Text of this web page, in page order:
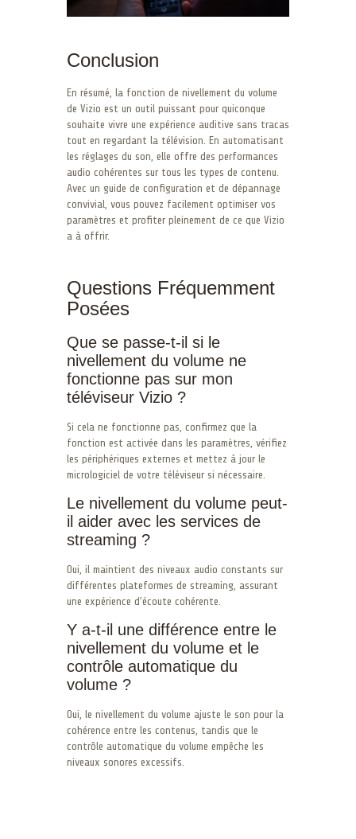
Conclusion
En résumé, la fonction de nivellement du volume
de Vizio est un outil puissant pour quiconque
souhaite vivre une expérience auditive sans tracas
tout en regardant la télévision. En automatisant
les réglages du son, elle offre des performances
audio cohérentes sur tous les types de contenu.
Avec un guide de configuration et de dépannage
convivial, vous pouvez facilement optimiser vos
paramètres et profiter pleinement de ce que Vizio
a à offrir.
Questions Fréquemment
Posées
Que se passe-t-il si le
nivellement du volume ne
fonctionne pas sur mon
téléviseur Vizio ?
Si cela ne fonctionne pas, confirmez que la
fonction est activée dans les paramètres, vérifiez
les périphériques externes et mettez à jour le
micrologiciel de votre téléviseur si nécessaire.
Le nivellement du volume peut-
il aider avec les services de
streaming ?
Oui, il maintient des niveaux audio constants sur
différentes plateformes de streaming, assurant
une expérience d’écoute cohérente.
Y a-t-il une différence entre le
nivellement du volume et le
contrôle automatique du
volume ?
Oui, le nivellement du volume ajuste le son pour la
cohérence entre les contenus, tandis que le
contrôle automatique du volume empêche les
niveaux sonores excessifs.